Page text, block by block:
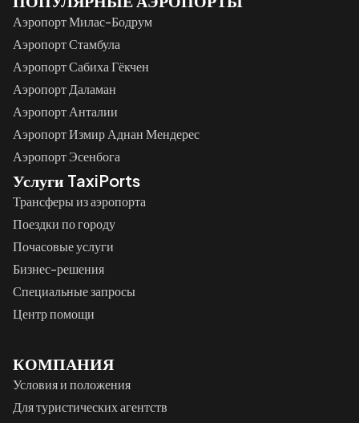
Аэропорт Милас-Бодрум
Аэропорт Стамбула
Аэропорт Сабиха Гёкчен
Аэропорт Даламан
Аэропорт Анталии
Аэропорт Измир Аднан Мендерес
Аэропорт Эсенбога
Услуги TaxiPorts
Трансферы из аэропорта
Поездки по городу
Почасовые услуги
Бизнес-решения
Специальные запросы
Центр помощи
КОМПАНИЯ
Условия и положения
Для туристических агентств